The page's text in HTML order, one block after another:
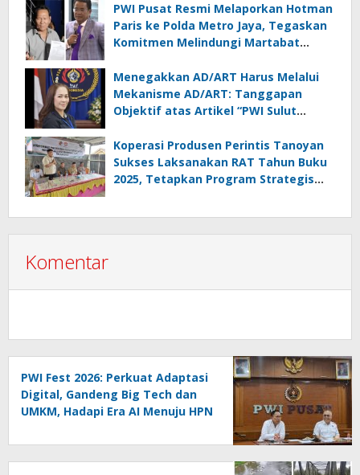
PWI Pusat Resmi Melaporkan Hotman
Paris ke Polda Metro Jaya, Tegaskan
Komitmen Melindungi Martabat
Menegakkan AD/ART Harus Melalui
Mekanisme AD/ART: Tanggapan
Objektif atas Artikel “PWI Sulut
Melanggar Aturan”
Koperasi Produsen Perintis Tanoyan
Sukses Laksanakan RAT Tahun Buku
2025, Tetapkan Program Strategis
Komentar
PWI Fest 2026: Perkuat Adaptasi
Digital, Gandeng Big Tech dan
UMKM, Hadapi Era AI Menuju HPN